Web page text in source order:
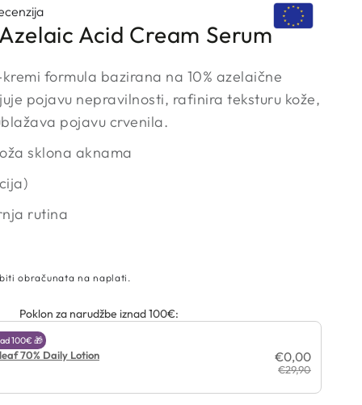
Acid Cream Serum
formula bazirana na 10% azelaične
pojavu nepravilnosti, rafinira teksturu kože,
pojavu crvenila.
sklona aknama
rutina
obračunata na naplati.
Poklon za narudžbe iznad 100€:
100€ 🎁
70% Daily Lotion €0,00
€29,90